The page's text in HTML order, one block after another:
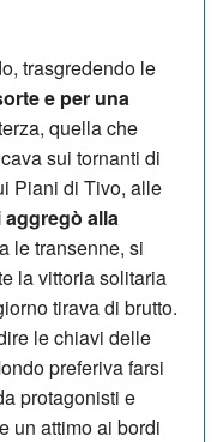
trasgredendo le
e per una
quella che
sui tornanti di
Piani di Tivo, alle
aggregò alla
le transenne, si
la vittoria solitaria
tirava di brutto.
le chiavi delle
preferiva farsi
protagonisti e
un attimo ai bordi